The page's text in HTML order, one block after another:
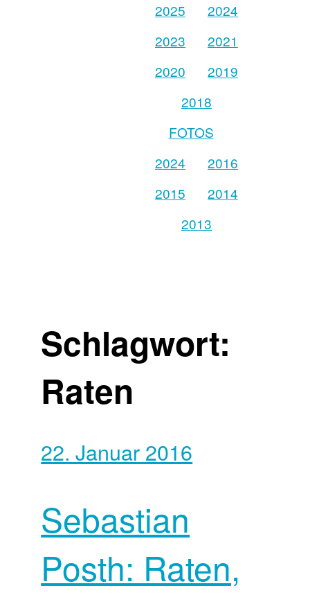
2025
2024
2023
2021
2020
2019
2018
FOTOS
2024
2016
2015
2014
2013
Schlagwort:
Raten
22. Januar 2016
Sebastian
Posth: Raten,